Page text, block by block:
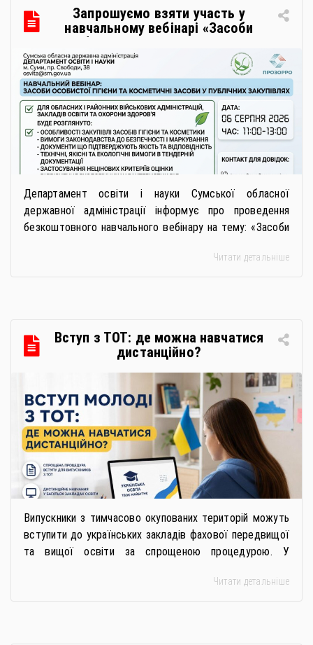
Запрошуємо взяти участь у
навчальному вебінарі «Засоби
особистої гігієни та косметичні
засоби у публічних закупівлях: як
сформувати вимоги та обрати
безпечну і якісну продукцію»
Департамент освіти і науки Сумської обласної
державної адміністрації інформує про проведення
безкоштовного навчального вебінару на тему: «Засоби
закупівлях: як сформувати вимоги та обрати безпечну і
Читати детальніше
Вступ з ТОТ: де можна навчатися
дистанційно?
Випускники з тимчасово окупованих територій можуть
вступити до українських закладів фахової передвищої
та вищої освіти за спрощеною процедурою. У
дистанційне навчання, що дає можливість здобувати
Читати детальніше